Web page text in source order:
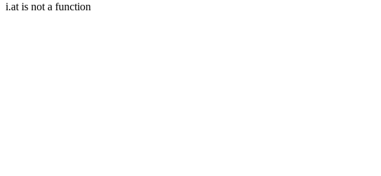
i.at is not a function